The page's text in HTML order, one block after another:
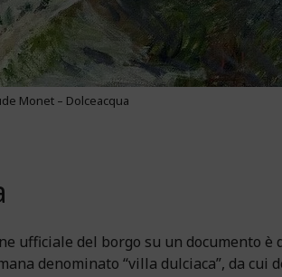
Monet – Dolceacqua
ufficiale del borgo su un documento è
denominato “villa dulciaca”, da cui